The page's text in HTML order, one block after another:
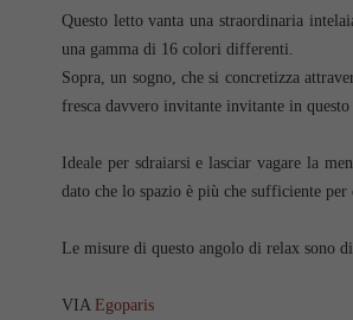
Questo letto vanta una straordinaria
una gamma di 16 colori differenti.
Sopra, un sogno, che si concretizza
fresca davvero invitante invitante in
Ideale per sdraiarsi e lasciar vagare la
dato che lo spazio è più che sufficiente per
Le misure di questo angolo di relax sono
VIA Egoparis